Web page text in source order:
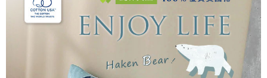
【注意事項】
１．透過由恩沛科技股份有限公司提供之「AFTEE先享後付」服務完成之交
易，需依本服務之必要範圍內提供個人資料，並將交易相關給付款項請求債
２．關於個人資料處理事宜，請瀏覽以下網址：
https://aftee.tw/terms/#terms3
３．未成年的使用者請事先徵得法定代理人或監護人之同意方可使用
每筆NT$100，滿NT$499(含以上)免運費
每筆NT$100，滿NT$499(含以上)免運費